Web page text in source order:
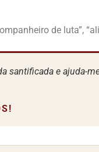
de luta”,
santificada e ajuda-